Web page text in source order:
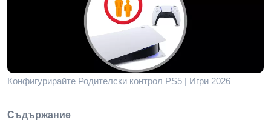
Конфигурирайте Родителски контрол PS5 | Игри 2026
Съдържание